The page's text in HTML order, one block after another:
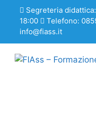
Segreteria
18:00
Telefono:
info@fiass.it